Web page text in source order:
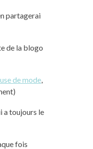
partagerai
de la blogo
de mode,
a toujours le
fois